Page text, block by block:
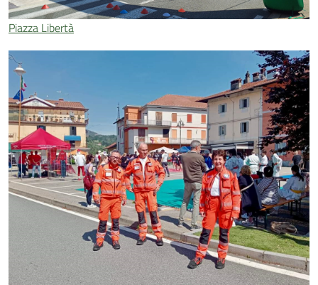
Piazza Libertà